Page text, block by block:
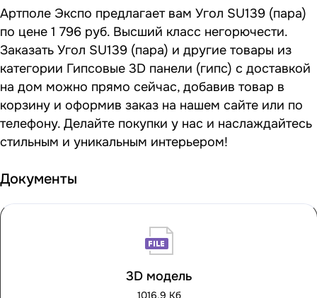
Артполе Экспо предлагает вам Угол SU139 (пара)
по цене 1 796 руб. Высший класс негорючести.
Заказать Угол SU139 (пара) и другие товары из
категории Гипсовые 3D панели (гипс) с доставкой
на дом можно прямо сейчас, добавив товар в
корзину и оформив заказ на нашем сайте или по
телефону. Делайте покупки у нас и наслаждайтесь
стильным и уникальным интерьером!
Документы
3D модель
1016,9 Кб